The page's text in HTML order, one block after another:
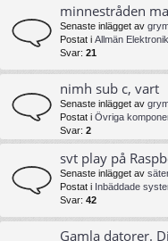
minnestråden
Senaste inlägget av
Postat i Allmän Elektronik
Svar: 21
nimh sub c, vart
Senaste inlägget av
Postat i Övriga
Svar: 2
svt play på
Senaste inlägget av
Postat i Inbäddade
Svar: 42
Gamla datorer.